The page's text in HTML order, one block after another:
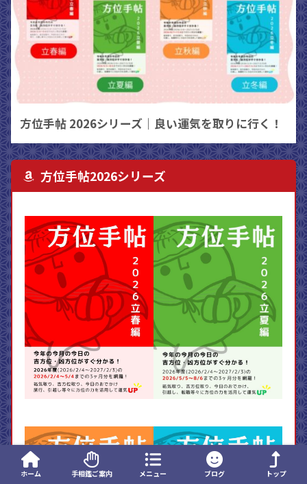
方位手帖 2026シリーズ｜良い運気を取りに行く！
方位手帖2026シリーズ
ホーム 手相鑑ご案内 メニュー ブログ トップ